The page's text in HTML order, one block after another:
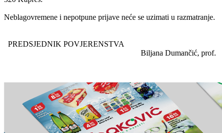
Neblagovremene i nepotpune prijave neće se uzimati u razmatranje.
PREDSJEDNIK POVJERENSTVA
Biljana Dumančić, prof.